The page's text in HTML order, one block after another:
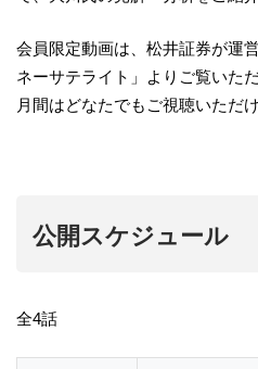
会員限定動画は、松井証券が運
ネーサテライト」よりご覧いた
月間はどなたでもご視聴いただけ
公開スケジュール
全4話